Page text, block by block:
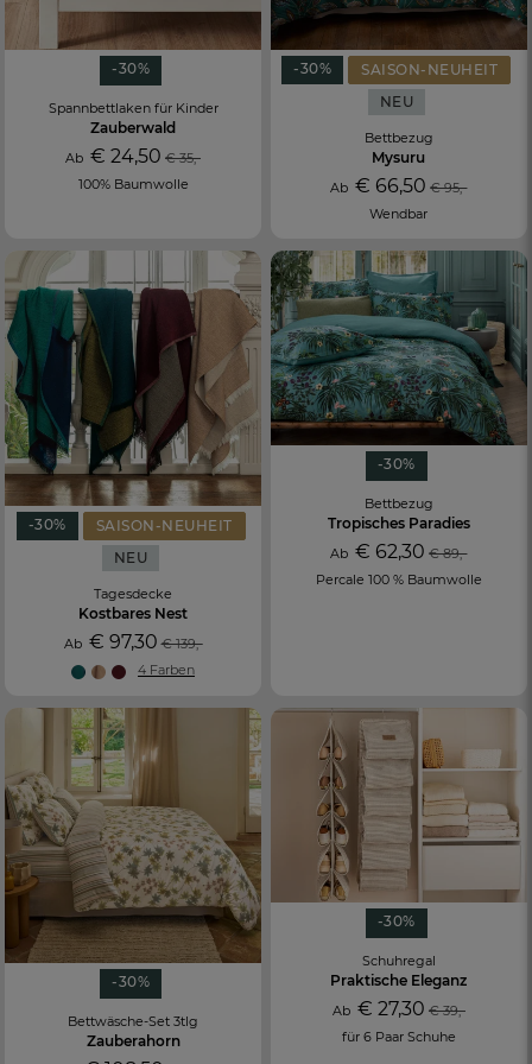
-30%
Spannbettlaken für Kinder
Zauberwald
Ab€ 24,50 € 35,-
100% Baumwolle
-30%
SAISON-NEUHEIT
NEU
Bettbezug
Mysuru
Ab€ 66,50 € 95,-
Wendbar
-30%
SAISON-NEUHEIT
NEU
Tagesdecke
Kostbares Nest
Ab € 97,30 € 139,-
4 Farben
-30%
Bettbezug
Tropisches Paradies
Ab€ 62,30 € 89,-
Percale 100 % Baumwolle
-30%
Bettwäsche-Set 3tlg
Zauberahorn
-30%
Schuhregal
Praktische Eleganz
Ab € 27,30 € 39,-
für 6 Paar Schuhe